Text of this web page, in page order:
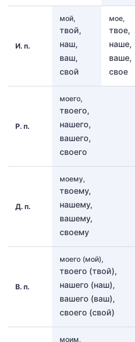
И. п.
мой,
твой,
наш,
ваш,
свой
мое,
твое,
наше,
ваше,
свое
Р. п.
моего,
твоего,
нашего,
вашего,
своего
Д. п.
моему,
твоему,
нашему,
вашему,
своему
В. п.
моего (мой),
твоего (твой),
нашего (наш),
вашего (ваш),
своего (свой)
моим,